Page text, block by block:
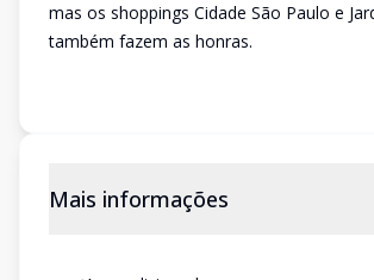
mas os shoppings Cidade São Paulo e
também fazem as honras.
Mais informações